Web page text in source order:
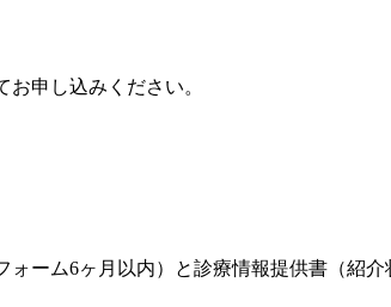
お申し込みください。
ォーム6ヶ月以内）と診療情報提供書（紹介